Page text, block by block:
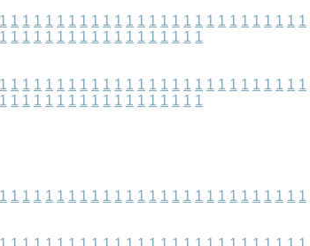
1 1 1 1 1 1 1 1 1 1 1 1 1 1 1 1 1 1 1 1 1 1 1 1 1 1 1
1 1 1 1 1 1 1 1 1 1 1 1 1 1 1 1 1 1
1 1 1 1 1 1 1 1 1 1 1 1 1 1 1 1 1 1 1 1 1 1 1 1 1 1 1
1 1 1 1 1 1 1 1 1 1 1 1 1 1 1 1 1 1
1 1 1 1 1 1 1 1 1 1 1 1 1 1 1 1 1 1 1 1 1 1 1 1 1 1 1